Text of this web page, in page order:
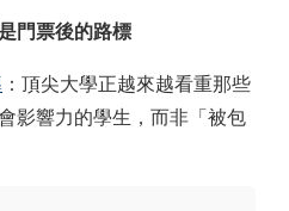
門票後的路標
：頂尖大學正越來越看重那些
影響力的學生，而非「被包